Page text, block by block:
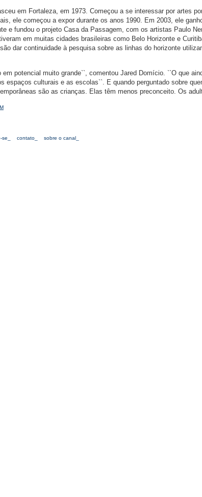
em Fortaleza, em 1973. Começou a se interessar por artes
ele começou a expor durante os anos 1990. Em 2003, ele
e fundou o projeto Casa da Passagem, com os artistas Paulo
em muitas cidades brasileiras como Belo Horizonte e
dar continuidade à pesquisa sobre as linhas do horizonte
potencial muito grande``, comentou Jared Domício. ``O que
espaços culturais e as escolas``. E quando perguntado sobre
são as crianças. Elas têm menos preconceito. Os
contato_ sobre o canal_